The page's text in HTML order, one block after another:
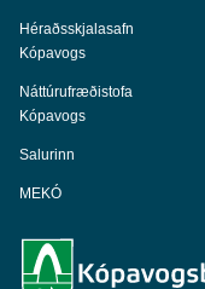
Héraðsskjalasafn
Kópavogs
Náttúrufræðistofa
Kópavogs
Salurinn
MEKÓ